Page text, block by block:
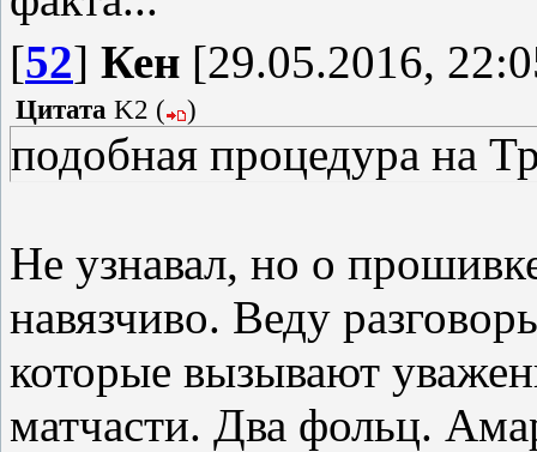
[52] Кен [29.05.2016,
Цитата K2 ( )
подобная процедура на
Не узнавал, но о
навязчиво. Веду
которые вызывают
матчасти. Два фольц.